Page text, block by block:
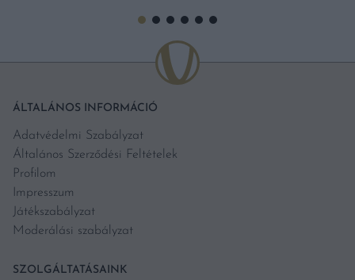
ÁLTALÁNOS INFORMÁCIÓ
Adatvédelmi Szabályzat
Általános Szerződési Feltételek
Profilom
Impresszum
Játékszabályzat
Moderálási szabályzat
SZOLGÁLTATÁSAINK